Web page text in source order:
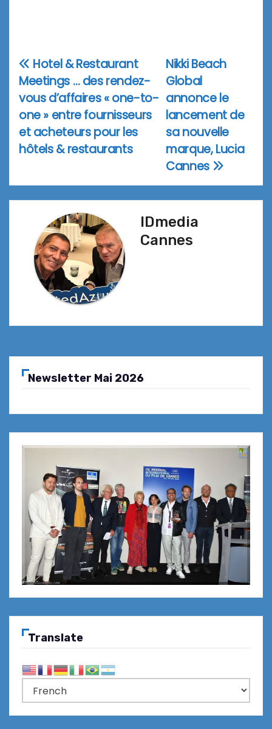
Navigation
de
l’article
Nikki Beach
Global
annonce le
lancement de
sa nouvelle
marque, Lucia
Cannes
Hotel & Restaurant
Meetings … des rendez-
vous d’affaires « one-to-
one » entre fournisseurs
et acheteurs pour les
hôtels & restaurants
IDmedia
Cannes
Newsletter Mai 2026
Translate